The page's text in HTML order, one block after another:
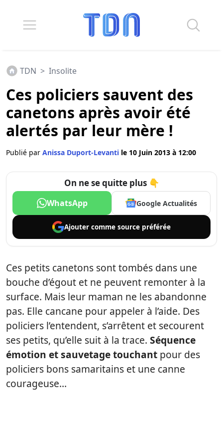
TDN > Insolite
Ces policiers sauvent des
canetons après avoir été
alertés par leur mère !
Publié par Anissa Duport-Levanti le 10 Juin 2013 à 12:00
On ne se quitte plus 👇
WhatsApp Google Actualités
Ajouter comme source préférée
Ces petits canetons sont tombés dans une
bouche d’égout et ne peuvent remonter à la
surface. Mais leur maman ne les abandonne
pas. Elle cancane pour appeler à l’aide. Des
policiers l’entendent, s’arrêtent et secourent
ses petits, qu’elle suit à la trace. Séquence
émotion et sauvetage touchant pour des
policiers bons samaritains et une canne
courageuse…